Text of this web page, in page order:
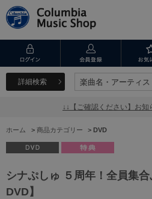
詳細検索 楽曲名・アーティ
楽曲名・アーティ
↓↓【ご確認ください】お知
ホーム > 商品カテゴリー > DVD
シナぷしゅ ５周年！全員集
DVD】